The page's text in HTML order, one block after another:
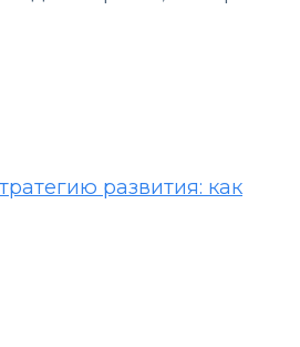
развития: как